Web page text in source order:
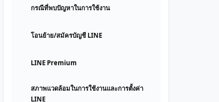
กรณีที่พบปัญหาในการใช้งาน
โอนย้าย/สมัครบัญชี LINE
LINE Premium
สภาพแวดล้อมในการใช้งานและการตั้งค่า
LINE